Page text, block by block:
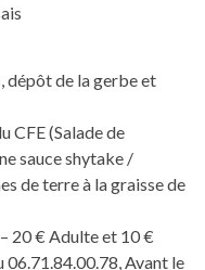
dépôt de la gerbe et
CFE (Salade de
sauce shytake /
de terre à la graisse de
20 € Adulte et 10 €
06.71.84.00.78, Avant le